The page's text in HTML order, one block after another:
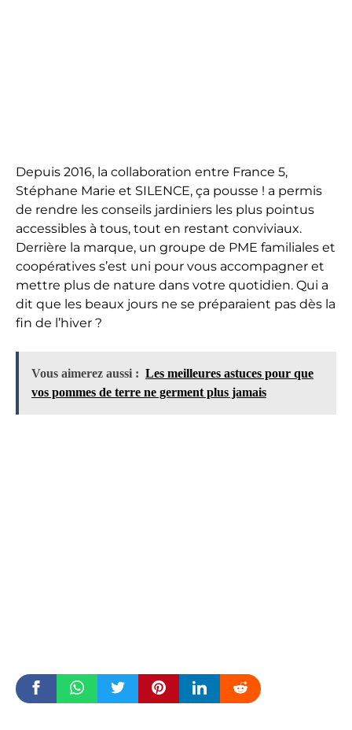
Depuis 2016, la collaboration entre France 5,
Stéphane Marie et SILENCE, ça pousse ! a permis
de rendre les conseils jardiniers les plus pointus
accessibles à tous, tout en restant conviviaux.
Derrière la marque, un groupe de PME familiales et
coopératives s’est uni pour vous accompagner et
mettre plus de nature dans votre quotidien. Qui a
dit que les beaux jours ne se préparaient pas dès la
fin de l’hiver ?
Vous aimerez aussi : Les meilleures astuces pour que
vos pommes de terre ne germent plus jamais